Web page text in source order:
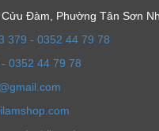
Đàm, Phường Tân Sơn
379 - 0352 44 79 78
0352 44 79 78